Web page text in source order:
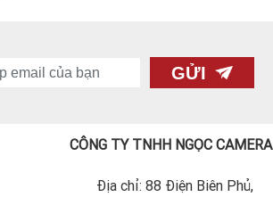
GỬI
CÔNG TY TNHH NGỌC CAMERA
Địa chỉ: 88 Điện Biên Phủ,